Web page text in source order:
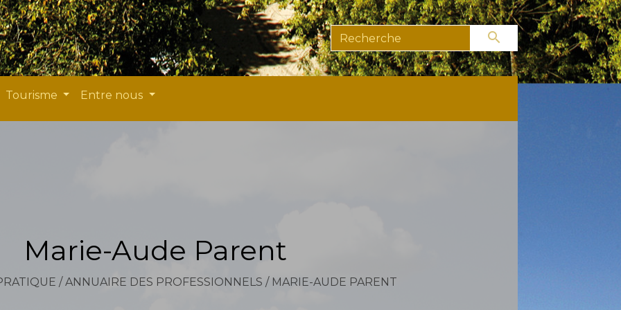
search
Tourisme Entre nous
Marie-Aude Parent
/ ANNUAIRE DES PROFESSIONNELS / MARIE-AUDE PARENT